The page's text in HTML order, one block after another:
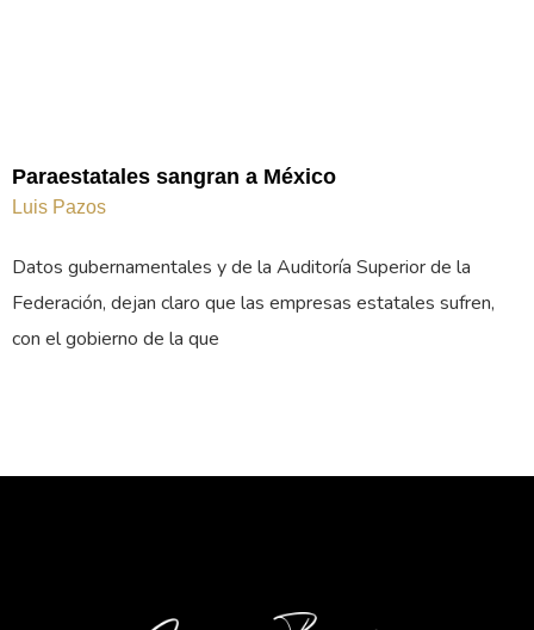
Paraestatales sangran a México
Luis Pazos
Datos gubernamentales y de la Auditoría Superior de la
Federación, dejan claro que las empresas estatales sufren,
con el gobierno de la que